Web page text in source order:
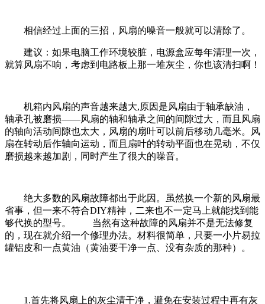
相信经过上面的三招，风扇的噪音一般就可以清除了。
建议：如果电脑工作环境较脏，电源盒应每年清理一次，
就算风扇不响，考虑到电路板上那一堆灰尘，你也该清扫啊！
机箱内风扇的声音越来越大,原因是风扇由于轴承缺油，
轴承孔被磨损——风扇的轴和轴承之间的间隙过大，而且风扇
的轴向活动间隙也太大，风扇的扇叶可以前后移动几毫米。风
扇在转动后作轴向运动，而且扇叶的转动平面也在晃动，不仅
磨损越来越加剧，同时产生了很大的噪音。
绝大多数的风扇故障都出于此因。虽然换一个新的风扇最
省事，但一来不符合DIY精神，二来也不一定马上就能找到能
够代换的型号。 当然有这种故障的风扇并不是无法修复
的，现在就介绍一个修理办法。材料很简单，只要一小片易拉
罐铝皮和一点黄油（黄油要干净一点、没有杂质的那种）。
1.首先将风扇上的灰尘清干净，避免在安装过程中再有灰